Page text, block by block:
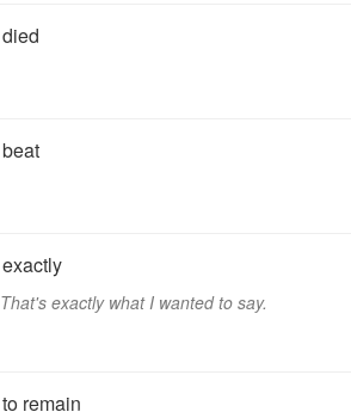
died
beat
exactly
That's exactly what I wanted to say.
to remain